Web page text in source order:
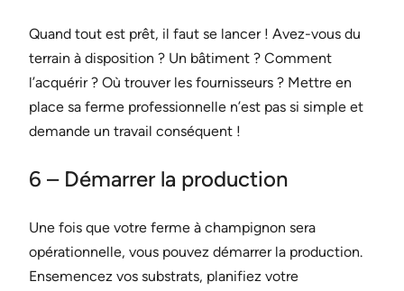
Quand tout est prêt, il faut se lancer ! Avez-vous du
terrain à disposition ? Un bâtiment ? Comment
l’acquérir ? Où trouver les fournisseurs ? Mettre en
place sa ferme professionnelle n’est pas si simple et
demande un travail conséquent !
6 – Démarrer la production
Une fois que votre ferme à champignon sera
opérationnelle, vous pouvez démarrer la production.
Ensemencez vos substrats, planifiez votre